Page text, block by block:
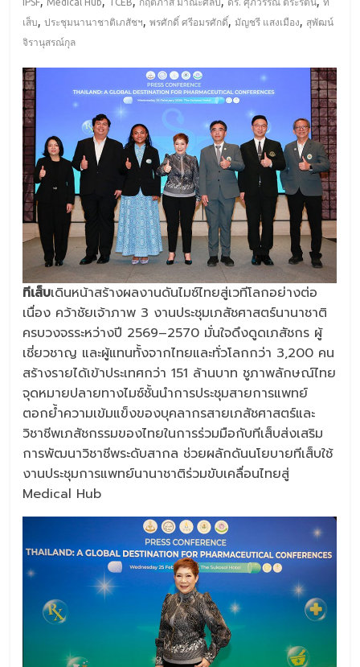
เส็บ,ประชุมนานาชาติเภสัชฯ,พรศักดิ์ ศรีอมรศักดิ์,มัญชรี แสงเมือง, สุพัฒน์
จิรานุสรณ์กุล
ทีเส็บเดินหน้าสร้างผลงานดันไมซ์ไทยสู่เวทีโลกอย่างต่อ
เนื่อง คว้าชัยเจ้าภาพ 3 งานประชุมเภสัชศาสตร์นานาชาติ
ครบวงจรระหว่างปี 2569–2570 มั่นใจดึงดูดเภสัชกร ผู้
เชี่ยวชาญ และผู้แทนทั้งจากไทยและทั่วโลกกว่า 3,200 คน
สร้างรายได้เข้าประเทศกว่า 151 ล้านบาท ชูภาพลักษณ์ไทย
จุดหมายปลายทางไมซ์ชั้นนำการประชุมสายการแพทย์
ตอกย้ำความเข้มแข็งของบุคลากรสายเภสัชศาสตร์และ
วิชาชีพเภสัชกรรมของไทยในการร่วมมือกับทีเส็บส่งเสริม
การพัฒนาวิชาชีพระดับสากล ช่วยผลักดันนโยบายทีเส็บใช้
งานประชุมการแพทย์นานาชาติร่วมขับเคลื่อนไทยสู่
Medical Hub